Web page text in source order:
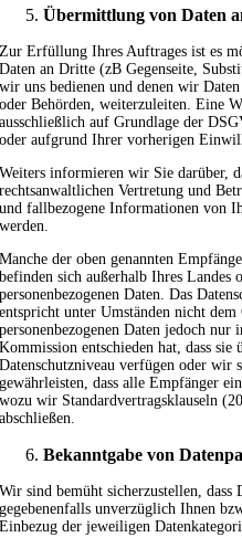
Übermittlung von Daten
Zur Erfüllung Ihres Auftrages ist es
Daten an Dritte (zB Gegenseite,
wir uns bedienen und denen wir
oder Behörden, weiterzuleiten. Eine
ausschließlich auf Grundlage der
oder aufgrund Ihrer vorherigen
Weiters informieren wir Sie darüber,
rechtsanwaltlichen Vertretung und
und fallbezogene Informationen von
werden.
Manche der oben genannten
befinden sich außerhalb Ihres Landes
personenbezogenen Daten. Das
entspricht unter Umständen nicht
personenbezogenen Daten jedoch
Kommission entschieden hat, dass sie
Datenschutzniveau verfügen oder wir
gewährleisten, dass alle Empfänger
wozu wir Standardvertragsklauseln
abschließen.
Bekanntgabe von
Wir sind bemüht sicherzustellen, dass
gegebenenfalls unverzüglich Ihnen
Einbezug der jeweiligen